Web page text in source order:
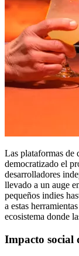
Las plataformas
democratizado el
desarrolladores
llevado a un auge
pequeños indies
a estas
ecosistema donde
Impacto social